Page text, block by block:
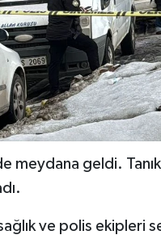
geldi.
ve polis ekipleri